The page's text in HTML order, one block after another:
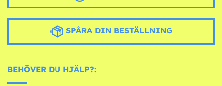
SPÅRA DIN BESTÄLLNING
BEHÖVER DU HJÄLP?: